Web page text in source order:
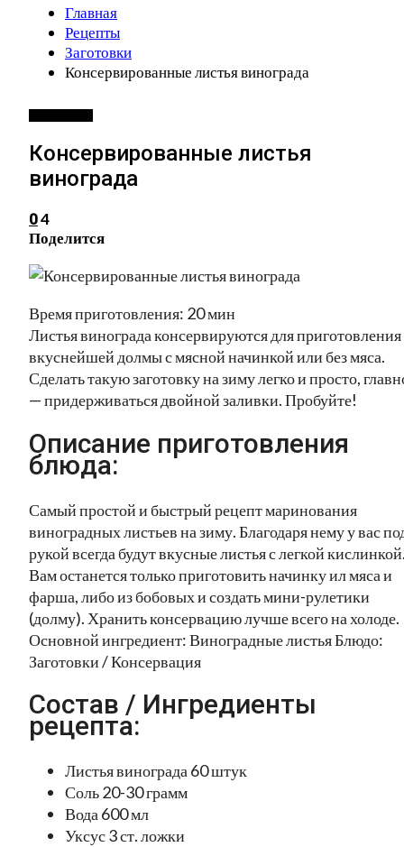
Главная
Рецепты
Заготовки
Консервированные листья винограда
Консервированные листья
винограда
04
Поделится
Время приготовления: 20 мин
Листья винограда консервируются для приготовления
вкуснейшей долмы с мясной начинкой или без мяса.
Сделать такую заготовку на зиму легко и просто,
— придерживаться двойной заливки. Пробуйте!
Описание приготовления
блюда:
Самый простой и быстрый рецепт маринования
виноградных листьев на зиму. Благодаря нему у вас
рукой всегда будут вкусные листья с легкой
Вам останется только приготовить начинку ил мяса и
фарша, либо из бобовых и создать мини-рулетики
(долму). Хранить консервацию лучше всего на холоде.
Основной ингредиент: Виноградные листья Блюдо:
Заготовки / Консервация
Состав / Ингредиенты
рецепта:
Листья винограда 60 штук
Соль 20-30 грамм
Вода 600 мл
Уксус 3 ст. ложки